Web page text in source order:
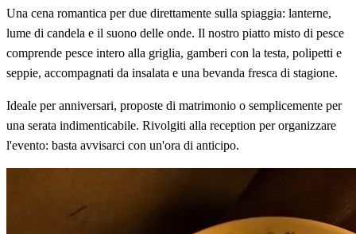
Una cena romantica per due direttamente sulla spiaggia: lanterne,
lume di candela e il suono delle onde. Il nostro piatto misto di pesce
comprende pesce intero alla griglia, gamberi con la testa, polipetti e
seppie, accompagnati da insalata e una bevanda fresca di stagione.
Ideale per anniversari, proposte di matrimonio o semplicemente per
una serata indimenticabile. Rivolgiti alla reception per organizzare
l'evento: basta avvisarci con un'ora di anticipo.